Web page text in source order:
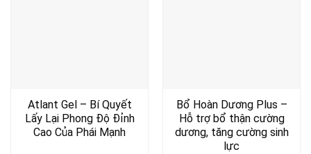
Atlant Gel – Bí Quyết
Lấy Lại Phong Độ Đỉnh
Cao Của Phái Mạnh
Bổ Hoàn Dương Plus –
Hỗ trợ bổ thận cường
dương, tăng cường sinh
lực